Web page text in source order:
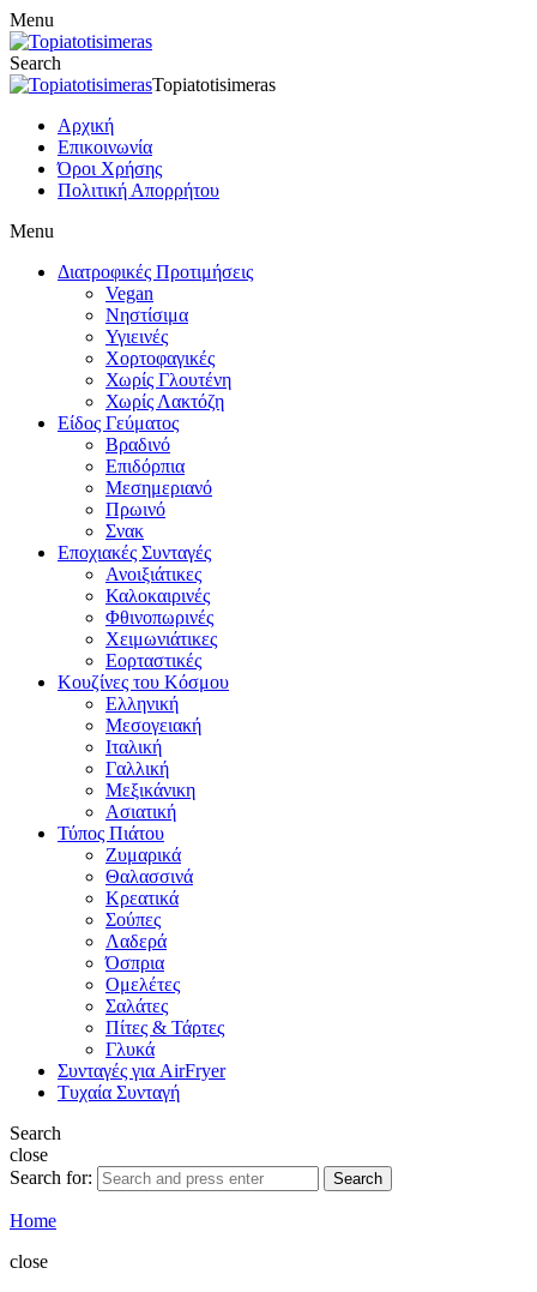
Menu
Search
Topiatotisimeras
Αρχική
Επικοινωνία
Όροι Χρήσης
Πολιτική Απορρήτου
Menu
Διατροφικές Προτιμήσεις
Vegan
Νηστίσιμα
Υγιεινές
Χορτοφαγικές
Χωρίς Γλουτένη
Χωρίς Λακτόζη
Είδος Γεύματος
Βραδινό
Επιδόρπια
Μεσημεριανό
Πρωινό
Σνακ
Εποχιακές Συνταγές
Ανοιξιάτικες
Καλοκαιρινές
Φθινοπωρινές
Χειμωνιάτικες
Εορταστικές
Κουζίνες του Κόσμου
Ελληνική
Μεσογειακή
Ιταλική
Γαλλική
Μεξικάνικη
Ασιατική
Τύπος Πιάτου
Ζυμαρικά
Θαλασσινά
Κρεατικά
Σούπες
Λαδερά
Όσπρια
Ομελέτες
Σαλάτες
Πίτες & Τάρτες
Γλυκά
Συνταγές για AirFryer
Τυχαία Συνταγή
Search
close
Search for:
Search
Home
close